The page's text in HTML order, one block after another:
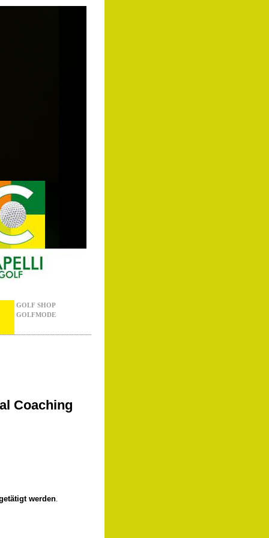
GOLF SHOP
GOLFMODE
Coaching
werden.